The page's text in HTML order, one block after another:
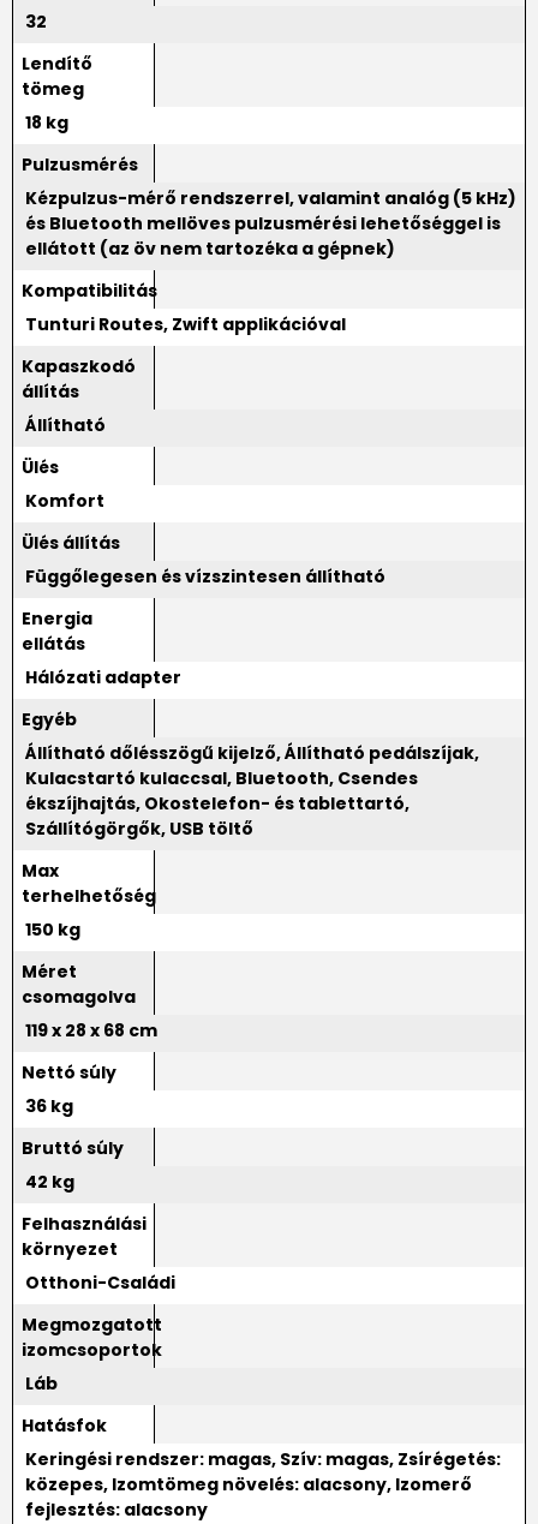
32
Lendítő
tömeg
18 kg
Pulzusmérés
Kézpulzus-mérő rendszerrel, valamint analóg (5 kHz)
és Bluetooth mellöves pulzusmérési lehetőséggel is
ellátott (az öv nem tartozéka a gépnek)
Kompatibilitás
Tunturi Routes, Zwift applikációval
Kapaszkodó
állítás
Állítható
Ülés
Komfort
Ülés állítás
Függőlegesen és vízszintesen állítható
Energia
ellátás
Hálózati adapter
Egyéb
Állítható dőlésszögű kijelző, Állítható pedálszíjak,
Kulacstartó kulaccsal, Bluetooth, Csendes
ékszíjhajtás, Okostelefon- és tablettartó,
Szállítógörgők, USB töltő
Max
terhelhetőség
150 kg
Méret
csomagolva
119 x 28 x 68 cm
Nettó súly
36 kg
Bruttó súly
42 kg
Felhasználási
környezet
Otthoni-Családi
Megmozgatott
izomcsoportok
Láb
Hatásfok
Keringési rendszer: magas, Szív: magas, Zsírégetés:
közepes, Izomtömeg növelés: alacsony, Izomerő
fejlesztés: alacsony